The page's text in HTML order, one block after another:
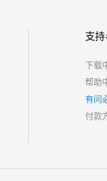
支
下载
帮助
有问
付款